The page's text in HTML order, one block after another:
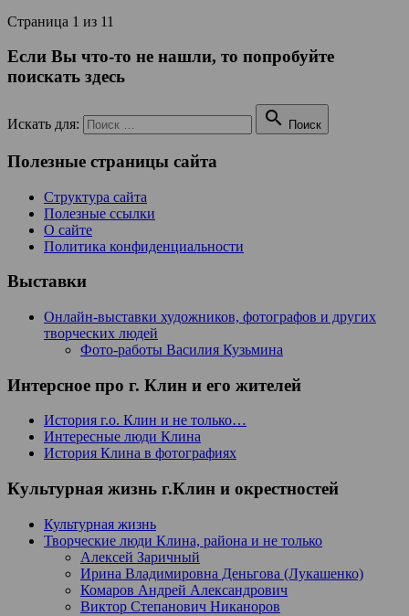
Страница 1 из 11
Если Вы что-то не нашли, то попробуйте
поискать здесь
Искать для:  Поиск
Полезные страницы сайта
Структура сайта
Полезные ссылки
О сайте
Политика конфиденциальности
Выставки
Онлайн-выставки художников, фотографов и других
творческих людей
Фото-работы Василия Кузьмина
Интерсное про г. Клин и его жителей
История г.о. Клин и не только…
Интересные люди Клина
История Клина в фотографиях
Культурная жизнь г.Клин и окрестностей
Культурная жизнь
Творческие люди Клина, района и не только
Алексей Заричный
Ирина Владимировна Деньгова (Лукашенко)
Комаров Андрей Александрович
Виктор Степанович Никаноров